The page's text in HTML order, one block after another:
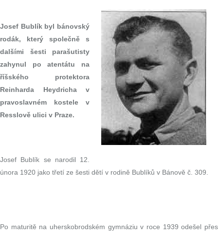
Josef Bublík byl bánovský
rodák, který společně s
dalšími šesti parašutisty
zahynul po atentátu na
říšského protektora
Reinharda Heydricha v
pravoslavném kostele v
Resslově ulici v Praze.
Josef Bublík se narodil 12.
února 1920 jako třetí ze šesti dětí v rodině Bublíků v Bánově č. 309.
Po maturitě na uherskobrodském gymnáziu v roce 1939 odešel přes